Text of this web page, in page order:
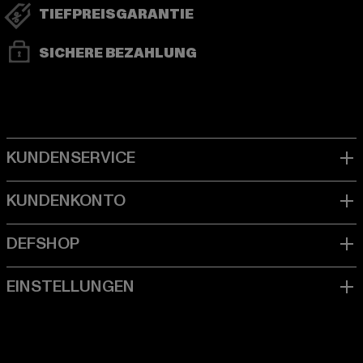
TIEFPREISGARANTIE
SICHERE BEZAHLUNG